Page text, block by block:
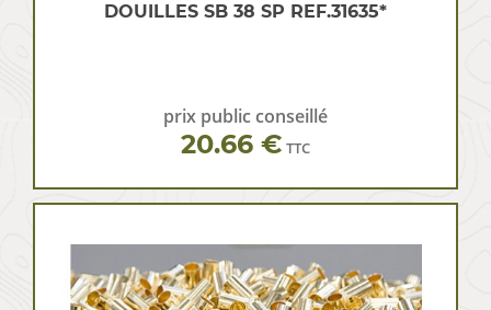
DOUILLES SB 38 SP REF.31635*
prix public conseillé
20.66 € TTC